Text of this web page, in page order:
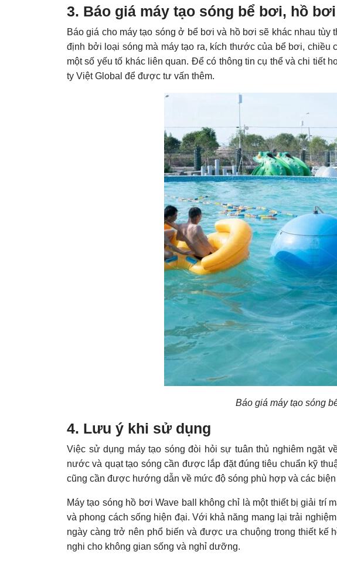
3. Báo giá máy tạo sóng bể bơi, hồ bơi
Báo giá cho máy tạo sóng ở bể bơi và hồ bơi sẽ khác nhau tùy
định bởi loại sóng mà máy tạo ra, kích thước của bể bơi, chiều
một số yếu tố khác liên quan. Để có thông tin cụ thể và chi tiết
ty Việt Global để được tư vấn thêm.
Báo giá máy tạo sóng
4. Lưu ý khi sử dụng
Việc sử dụng máy tạo sóng đòi hỏi sự tuân thủ nghiêm ngặt
nước và quạt tạo sóng cần được lắp đặt đúng tiêu chuẩn kỹ
cũng cần được hướng dẫn về mức độ sóng phù hợp và các
Máy tạo sóng hồ bơi Wave ball không chỉ là một thiết bị giải trí
và phong cách sống hiện đại. Với khả năng mang lại trải
ngày càng trở nên phổ biến và được ưa chuộng trong thiết kế
nghi cho không gian sống và nghỉ dưỡng.